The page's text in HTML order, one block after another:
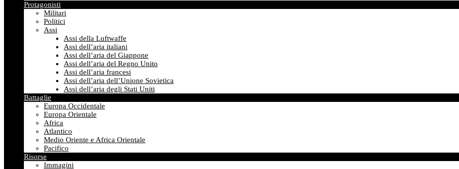
Protagonisti
Militari
Politici
Assi
Assi della Luftwaffe
Assi dell’aria italiani
Assi dell’aria del Giappone
Assi dell’aria del Regno Unito
Assi dell’aria francesi
Assi dell’aria dell’Unione Sovietica
Assi dell’aria degli Stati Uniti
Battaglie
Europa Occidentale
Europa Orientale
Africa
Atlantico
Medio Oriente e Africa Orientale
Pacifico
Risorse
Immagini